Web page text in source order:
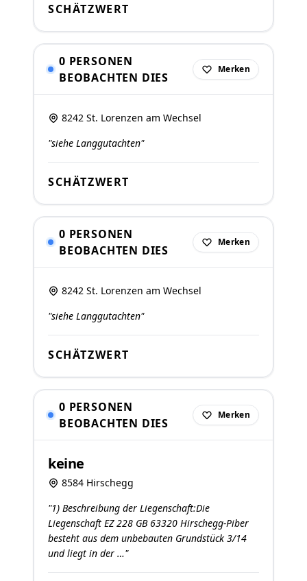
SCHÄTZWERT
0 PERSONEN
BEOBACHTEN DIES
Merken
8242 St. Lorenzen am Wechsel
"siehe Langgutachten"
SCHÄTZWERT
0 PERSONEN
BEOBACHTEN DIES
Merken
8242 St. Lorenzen am Wechsel
"siehe Langgutachten"
SCHÄTZWERT
0 PERSONEN
BEOBACHTEN DIES
Merken
keine
8584 Hirschegg
"1) Beschreibung der Liegenschaft:Die
Liegenschaft EZ 228 GB 63320 Hirschegg-Piber
besteht aus dem unbebauten Grundstück 3/14
und liegt in der …"